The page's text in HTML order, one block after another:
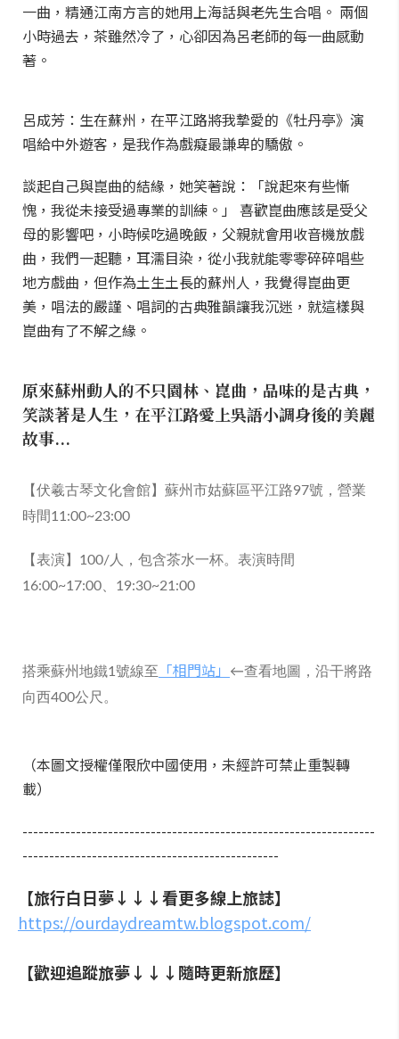
一曲，精通江南方言的她用上海話與老先生合唱。 兩個
小時過去，茶雖然冷了，心卻因為呂老師的每一曲感動
著。
呂成芳：生在蘇州，在平江路將我摯愛的《牡丹亭》演
唱給中外遊客，是我作為戲癡最謙卑的驕傲。
談起自己與崑曲的結緣，她笑著說：「說起來有些慚
愧，我從未接受過專業的訓練。」 喜歡崑曲應該是受父
母的影響吧，小時候吃過晚飯，父親就會用收音機放戲
曲，我們一起聽，耳濡目染，從小我就能零零碎碎唱些
地方戲曲，但作為土生土長的蘇州人，我覺得崑曲更
美，唱法的嚴謹、唱詞的古典雅韻讓我沉迷，就這樣與
崑曲有了不解之緣。
原來蘇州動人的不只園林、崑曲，品味的是古典，
笑談著是人生，在平江路愛上吳語小調身後的美麗
故事...
【伏羲古琴文化會館】蘇州市姑蘇區平江路97號，營業
時間11:00~23:00
【表演】100/人，包含茶水一杯。表演時間
16:00~17:00、19:30~21:00
搭乘蘇州地鐵1號線至 「相門站」 ←查看地圖
，沿干將路
向西400公尺。
（本圖文授權僅限欣中國使用，未經許可禁止重製轉
載）
------------------------------------------------------------------
------------------------------------------------
【旅行白日夢↓↓↓看更多線上旅誌】
https://ourdaydreamtw.blogspot.com/
【歡迎追蹤旅夢↓↓↓隨時更新旅歷】